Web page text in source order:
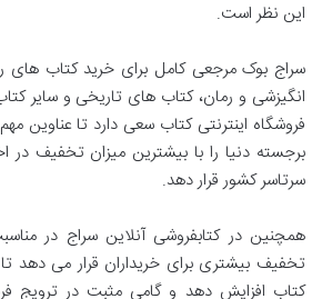
این نظر است.
سراج بوک مرجعی کامل برای خرید کتاب های
انگیزشی و رمان، کتاب های تاریخی و سایر
فروشگاه اینترنتی کتاب سعی دارد تا عناوین
برجسته دنیا را با بیشترین میزان تخفیف در
سرتاسر کشور قرار دهد.
همچنین در کتابفروشی آنلاین سراج در
تخفیف بیشتری برای خریداران قرار می دهد تا
کتاب افزایش دهد و گامی مثبت در ترویج